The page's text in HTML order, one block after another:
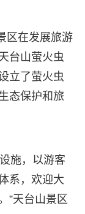
区在发展旅游
台山萤火虫
立了萤火虫
态保护和旅
施，以游客
系，欢迎大
”天台山景区